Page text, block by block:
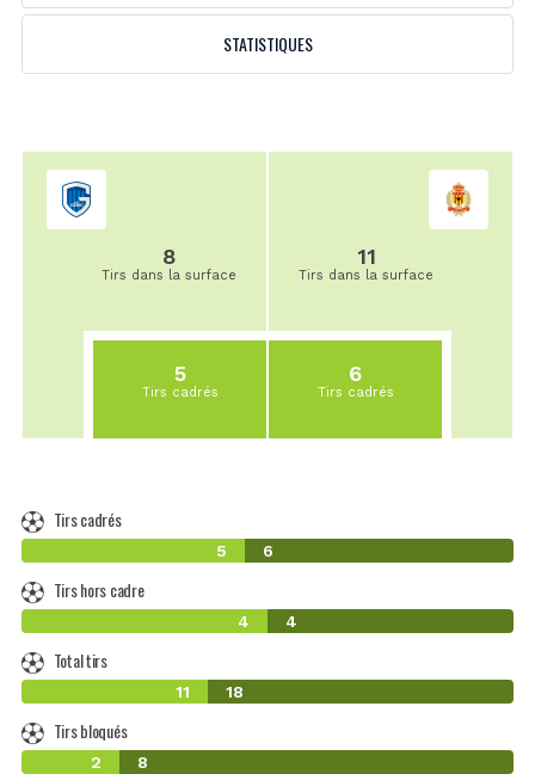
STATISTIQUES
8
Tirs dans la surface
5
Tirs cadrés
11
Tirs dans la surface
6
Tirs cadrés
Tirs cadrés
5 6
Tirs hors cadre
4 4
Total tirs
11 18
Tirs bloqués
2 8